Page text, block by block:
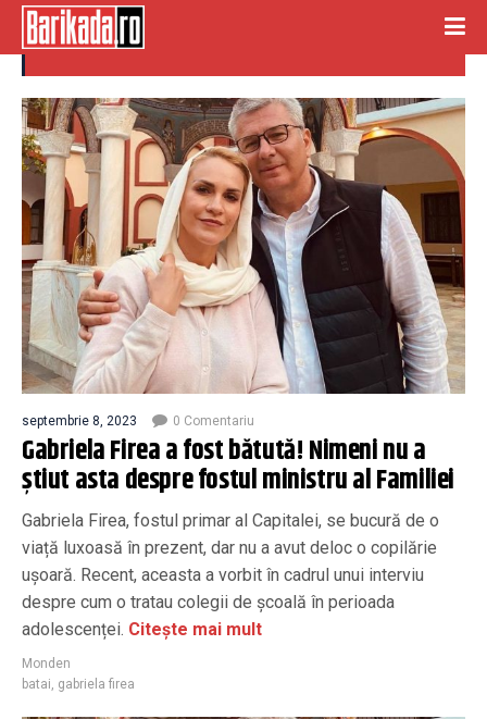
gabriela firea
septembrie 8, 2023 0 Comentariu
Gabriela Firea a fost bătută! Nimeni nu a
știut asta despre fostul ministru al Familiei
Gabriela Firea, fostul primar al Capitalei, se bucură de o
viață luxoasă în prezent, dar nu a avut deloc o copilărie
ușoară. Recent, aceasta a vorbit în cadrul unui interviu
despre cum o tratau colegii de școală în perioada
adolescenței. Citește mai mult
Monden
batai, gabriela firea